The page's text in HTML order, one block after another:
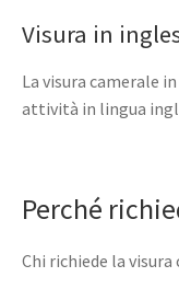
Visura in
La visura camerale
attività in lingua
Perché
Chi richiede la